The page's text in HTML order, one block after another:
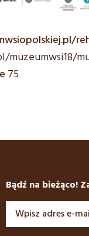
75
Bądź na bieżąco!